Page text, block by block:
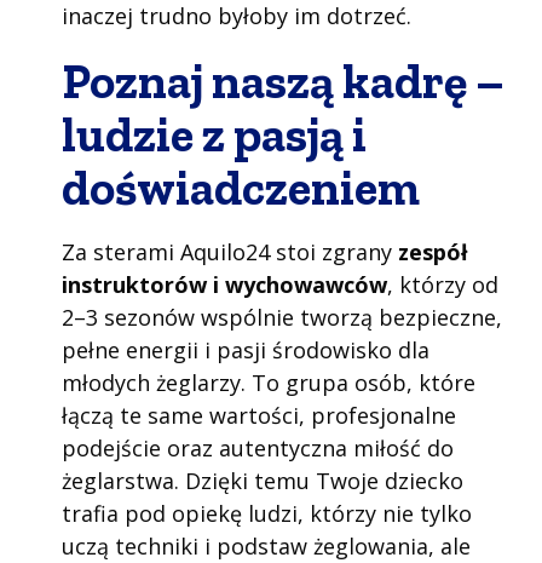
inaczej trudno byłoby im dotrzeć.
Poznaj naszą kadrę –
ludzie z pasją i
doświadczeniem
Za sterami Aquilo24 stoi zgrany zespół
instruktorów i wychowawców, którzy od
2–3 sezonów wspólnie tworzą bezpieczne,
pełne energii i pasji środowisko dla
młodych żeglarzy. To grupa osób, które
łączą te same wartości, profesjonalne
podejście oraz autentyczna miłość do
żeglarstwa. Dzięki temu Twoje dziecko
trafia pod opiekę ludzi, którzy nie tylko
uczą techniki i podstaw żeglowania, ale